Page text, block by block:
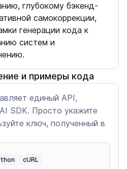
глубокому бэкенд-
самокоррекции,
генерации кода к
систем и
и примеры кода
единый API,
SDK. Просто укажите
ключ, полученный в
cURL